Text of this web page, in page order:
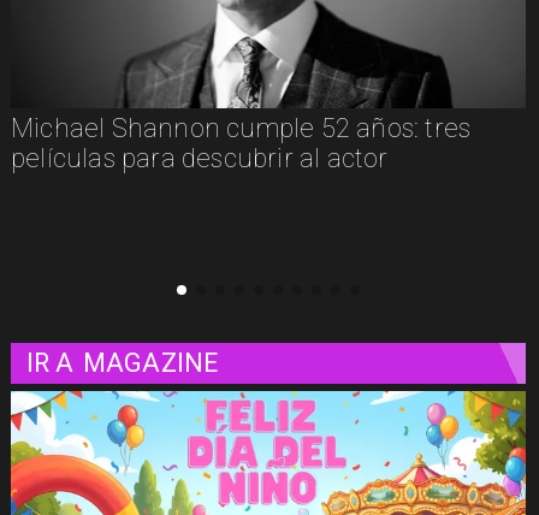
"El Día D: Bajo Presión": las 72 horas que
definieron el destino de la guerra
IR A MAGAZINE